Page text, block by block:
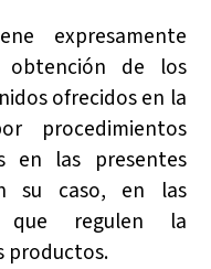
expresamente
de los
ofrecidos en la
procedimientos
en las presentes
su caso, en las
que regulen la
productos.